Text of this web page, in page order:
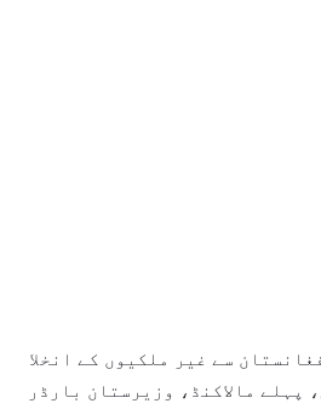
سے غیر ملکیوں کے انخلا
پہلے مالاکنڈ، وزیرستان بارڈر